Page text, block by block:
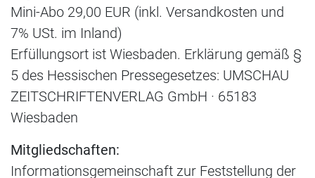
Mini-Abo 29,00 EUR (inkl. Versandkosten und
7% USt. im Inland)
Erfüllungsort ist Wiesbaden. Erklärung gemäß §
5 des Hessischen Pressegesetzes: UMSCHAU
ZEITSCHRIFTENVERLAG GmbH · 65183
Wiesbaden
Mitgliedschaften:
Informationsgemeinschaft zur Feststellung der